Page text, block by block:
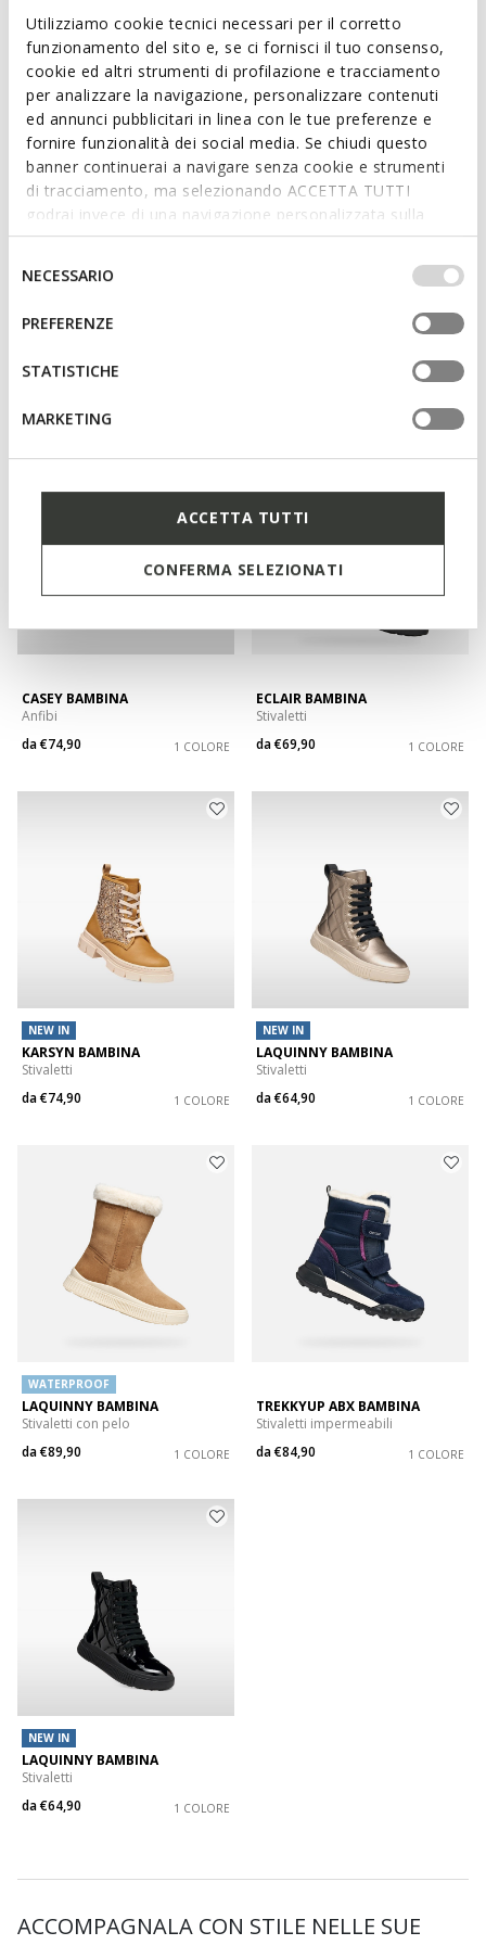
Utilizziamo cookie tecnici necessari per il corretto
funzionamento del sito e, se ci fornisci il tuo consenso,
cookie ed altri strumenti di profilazione e tracciamento
per analizzare la navigazione, personalizzare contenuti
ed annunci pubblicitari in linea con le tue preferenze e
fornire funzionalità dei social media. Se chiudi questo
banner continuerai a navigare senza cookie e strumenti
di tracciamento, ma selezionando ACCETTA TUTTI
godrai invece di una navigazione personalizzata sulla
base dei tuoi gusti ed interessi. Selezionando
IMPOSTAZIONI potrai anche scegliere quali cookies ed
altri strumenti di tracciamento autorizzare. Per maggiori
informazioni o per modificare in qualsiasi momento le
tue impostazioni, visita la nostra
del
consenso
NECESSARIO
PREFERENZE
STATISTICHE
MARKETING
ACCETTA TUTTI
CONFERMA SELEZIONATI
1 COLORE €64,90
NEW IN
Anfibi
3D
CASEY BAMBINA
Anfibi
da€74,90 1 COLORE
ECLAIR BAMBINA
Stivaletti
da€69,90 1 COLORE
NEW IN
KARSYN BAMBINA
Stivaletti
da€74,90 1 COLORE
NEW IN
LAQUINNY BAMBINA
Stivaletti
da€64,90 1 COLORE
WATERPROOF
LAQUINNY BAMBINA
Stivaletti con pelo
da€89,90 1 COLORE
TREKKYUP ABX BAMBINA
Stivaletti impermeabili
da€84,90 1 COLORE
NEW IN
LAQUINNY BAMBINA
Stivaletti
da€64,90 1 COLORE
ACCOMPAGNALA CON STILE NELLE SUE